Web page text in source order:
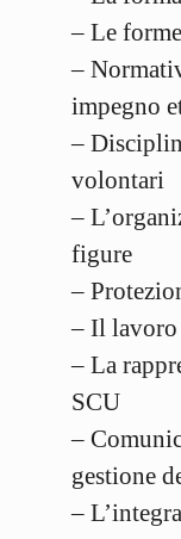
– Le
–
impegno
–
volontari
–
figure
–
– Il
– La
SCU
–
gestione
–